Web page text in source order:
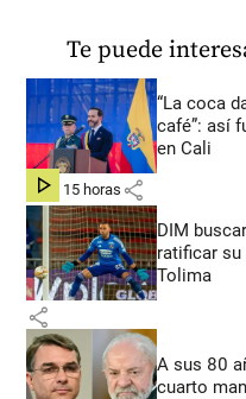
Te puede
“La coca
café”: así
en Cali
hace 15 horas share
DIM
ratificar su
Tolima
share
A sus 80
cuarto